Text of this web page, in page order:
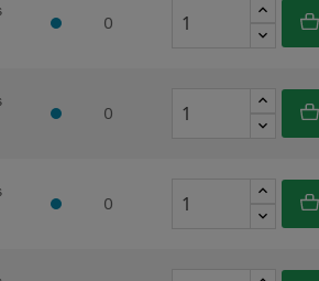
0
0
0